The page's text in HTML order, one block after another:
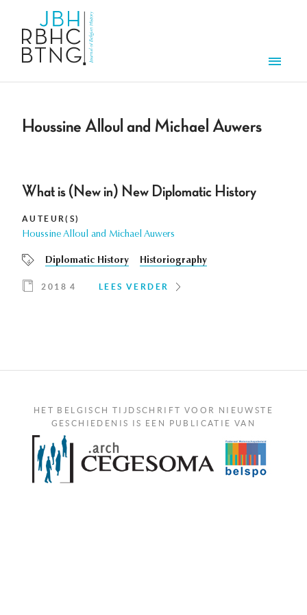
Houssine Alloul and Michael Auwers
What is (New in) New Diplomatic History
AUTEUR(S)
Houssine Alloul and Michael Auwers
Diplomatic History Historiography
2018 4 LEES VERDER
HET BELGISCH TIJDSCHRIFT VOOR NIEUWSTE
GESCHIEDENIS IS EEN PUBLICATIE VAN